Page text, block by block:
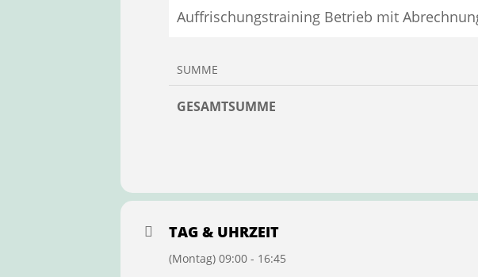
Auffrischungstraining Betrieb mit
SUMME
GESAMTSUMME
TAG & UHRZEIT
(Montag) 09:00 - 16:45